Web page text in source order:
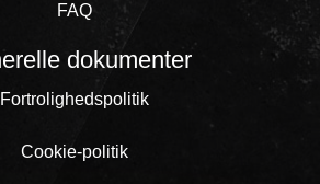
FAQ
dokumenter
Fortrolighedspolitik
Cookie-politik